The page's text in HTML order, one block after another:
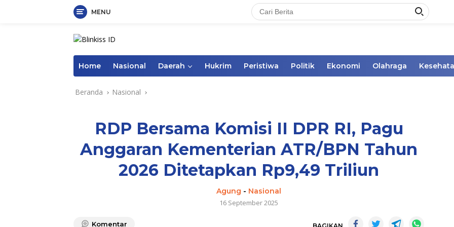
MENU
Home Nasional Daerah Hukrim Peristiwa Politik Ekonomi Olahraga
Beranda Nasional
RDP Bersama Komisi II DPR RI, Pagu
Anggaran Kementerian ATR/BPN Tahun
2026 Ditetapkan Rp9,49 Triliun
Agung - Nasional
16 September 2025
Komentar